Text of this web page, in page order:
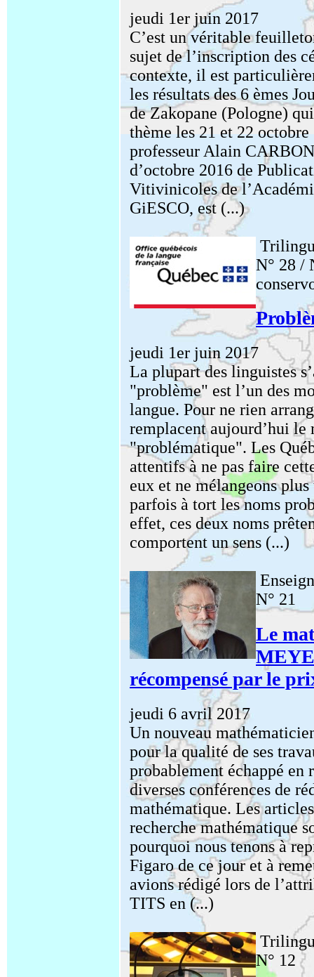
jeudi 1er juin 2017
C’est un véritable
sujet de l’inscription des
contexte, il est
les résultats des 6 èmes
de Zakopane (Pologne)
thème les 21 et 22
professeur Alain
d’octobre 2016 de
Vitivinicoles de
GiESCO, est (...)
N° 28 /
jeudi 1er juin 2017
La plupart des linguistes
"problème" est l’un des
langue. Pour ne rien
remplacent aujourd’hui
"problématique". Les
attentifs à ne pas faire
eux et ne mélangeons
parfois à tort les noms
effet, ces deux noms
comportent un sens (...)
N° 21
Le
récompensé par le
jeudi 6 avril 2017
Un nouveau
pour la qualité de ses
probablement échappé
diverses conférences de
mathématique. Les
recherche mathématique
pourquoi nous tenons à
Figaro de ce jour et à
avions rédigé lors de
TITS en (...)
N° 12